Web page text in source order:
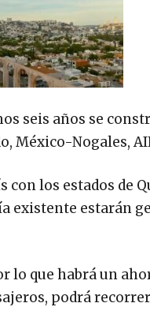
seis años se
México-Nogales,
los estados de
existente estarán
que habrá un
podrá